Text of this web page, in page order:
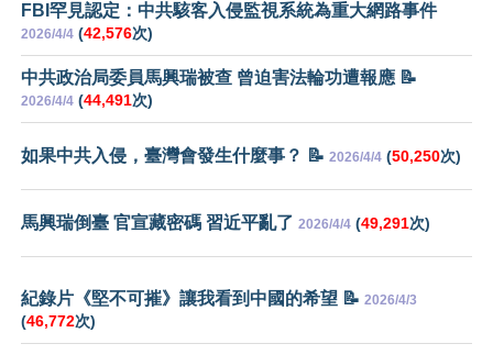
FBI罕見認定：中共駭客入侵監視系統為重大網路事件
2026/4/4 (42,576次)
中共政治局委員馬興瑞被查 曾迫害法輪功遭報應 📝
2026/4/4 (44,491次)
如果中共入侵，臺灣會發生什麼事？ 📝 2026/4/4 (50,250次)
馬興瑞倒臺 官宣藏密碼 習近平亂了 2026/4/4 (49,291次)
紀錄片《堅不可摧》讓我看到中國的希望 📝 2026/4/3
(46,772次)